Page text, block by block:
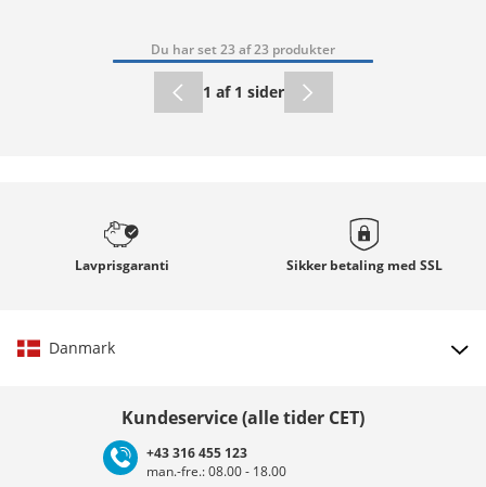
Du har set 23 af 23 produkter
1 af 1 sider
Lavprisgaranti Sikker betaling med SSL
Danmark
Deutschland Österreich
Kundeservice (alle tider CET)
+43 316 455 123
man.-fre.: 08.00 - 18.00